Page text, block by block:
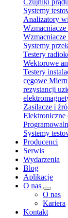
Czujniki prądu
Systemy
Analizatory
Systemy
Testery
Wektorowe
Testery
cęgowe
rezystancji
Zasilacze i
Elektroniczne
Systemy
Producenci
Serwis
Wydarzenia
Blog
Aplikacje
O nas
O nas
Kariera
Kontakt